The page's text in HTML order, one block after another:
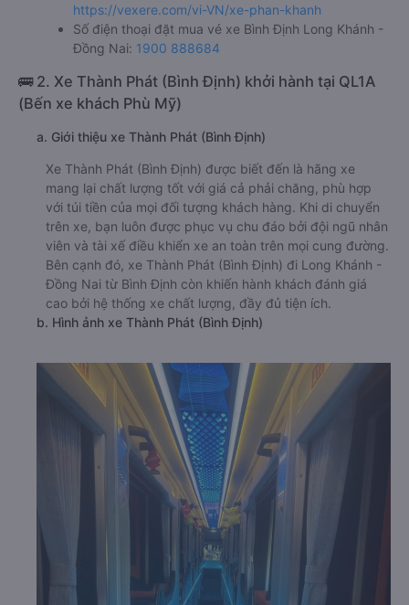
https://vexere.com/vi-VN/xe-phan-khanh
Số điện thoại đặt mua vé xe Bình Định Long Khánh -
Đồng Nai: 1900 888684
🚌 2. Xe Thành Phát (Bình Định) khởi hành tại QL1A
(Bến xe khách Phù Mỹ)
a. Giới thiệu xe Thành Phát (Bình Định)
Xe Thành Phát (Bình Định) được biết đến là hãng xe
mang lại chất lượng tốt với giá cả phải chăng, phù hợp
với túi tiền của mọi đối tượng khách hàng. Khi di chuyển
trên xe, bạn luôn được phục vụ chu đáo bởi đội ngũ nhân
viên và tài xế điều khiển xe an toàn trên mọi cung đường.
Bên cạnh đó, xe Thành Phát (Bình Định) đi Long Khánh -
Đồng Nai từ Bình Định còn khiến hành khách đánh giá
cao bởi hệ thống xe chất lượng, đầy đủ tiện ích.
b. Hình ảnh xe Thành Phát (Bình Định)